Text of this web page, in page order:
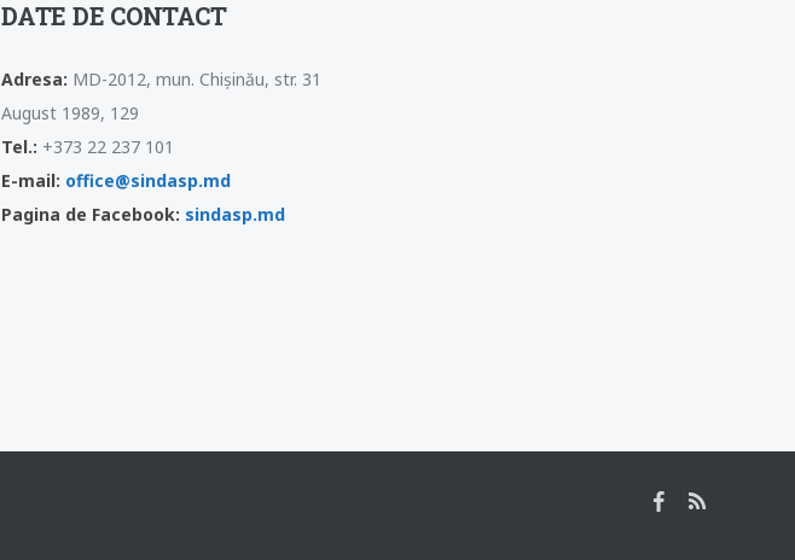
DATE DE CONTACT
Adresa: MD-2012, mun. Chișinău, str. 31
August 1989, 129
Tel.: +373 22 237 101
E-mail: office@sindasp.md
Pagina de Facebook: sindasp.md